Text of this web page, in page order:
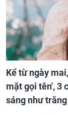
Kể từ ngày
mặt gọi tên', 3
sáng như